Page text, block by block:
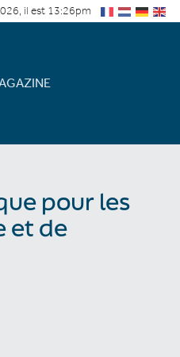
il est 13:26pm
pour les
et de